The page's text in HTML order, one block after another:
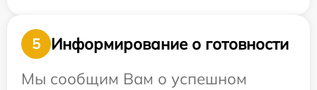
5
Информирование о готовности
Мы сообщим Вам о успешном